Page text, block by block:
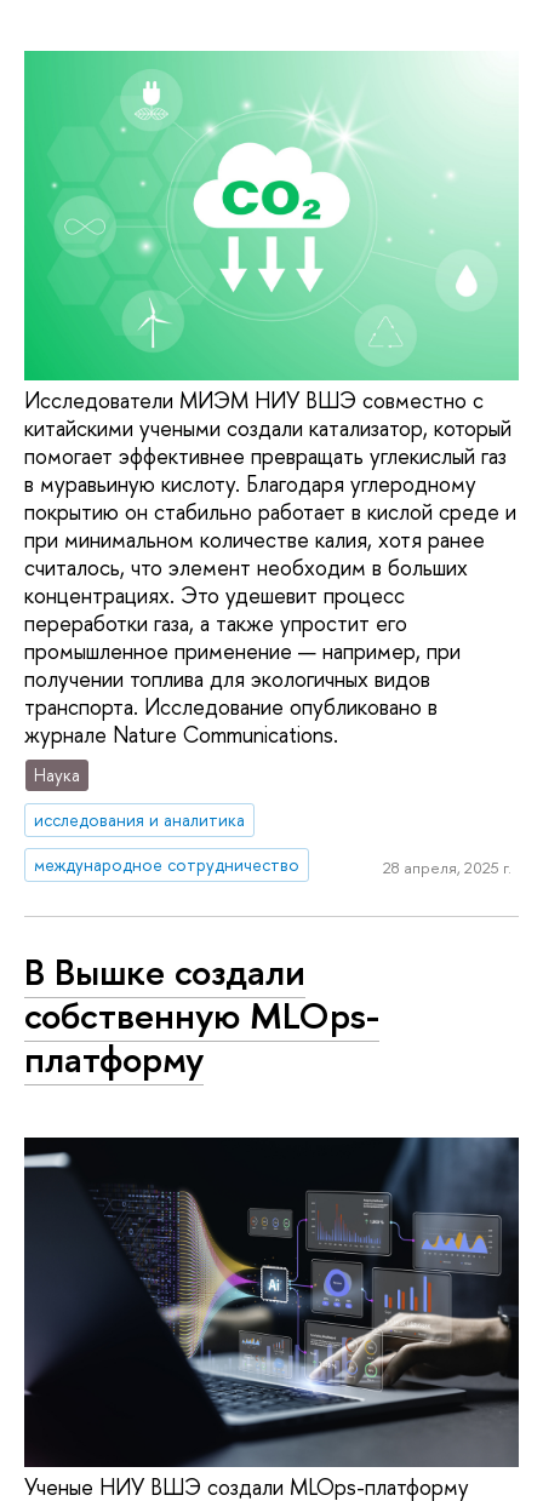
Исследователи МИЭМ НИУ ВШЭ совместно с
китайскими учеными создали катализатор, который
помогает эффективнее превращать углекислый газ
в муравьиную кислоту. Благодаря углеродному
покрытию он стабильно работает в кислой среде и
при минимальном количестве калия, хотя ранее
считалось, что элемент необходим в больших
концентрациях. Это удешевит процесс
переработки газа, а также упростит его
промышленное применение — например, при
получении топлива для экологичных видов
транспорта. Исследование опубликовано в
журнале Nature Communications.
Наука
исследования и аналитика
международное сотрудничество
28 апреля, 2025 г.
В Вышке создали
собственную MLOps-
платформу
Ученые НИУ ВШЭ создали MLOps-платформу